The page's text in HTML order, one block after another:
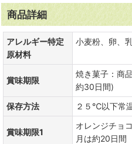
商品詳細
アレルギー特定
原材料
小麦粉、卵、
賞味期限
焼き菓子：商
約30日間)
保存方法
２５℃以下常
賞味期限1
オレンジチョ
月は約20日間